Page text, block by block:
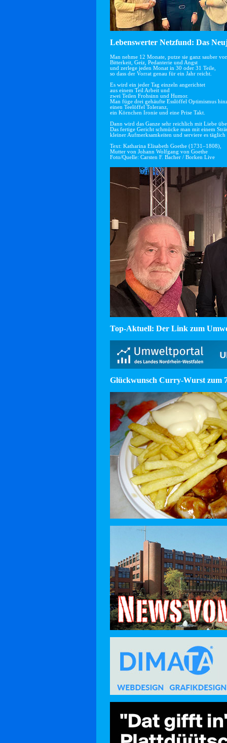
Lebenswerter Netzfund: Das
Man nehme 12 Monate, putze sie ganz sauber
Bitterkeit, Geiz, Pedanterie und Angst
und zerlege jeden Monat in 30 oder 31 Teile,
so dass der Vorrat genau für ein Jahr reicht.
Es wird ein jeder Tag einzeln angerichtet
aus einem Teil Arbeit und
zwei Teilen Frohsinn und Humor.
Man füge drei gehäufte Esslöffel Optimismus
einen Teelöffel Toleranz,
ein Körnchen Ironie und eine Prise Takt.
Dann wird das Ganze sehr reichlich mit Liebe
Das fertige Gericht schmücke man mit einem
kleiner Aufmerksamkeiten und serviere es
Text: Katharina Elisabeth Goethe (1731–1808),
Mutter von Johann Wolfgang von Goethe
Foto/Quelle: Carsten F. Bacher / Borken Live
Top-Aktuell: Der Link zum
Glückwunsch Curry-Wurst zum